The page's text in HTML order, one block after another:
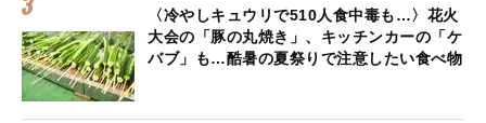
〈冷やしキュウリで510人食中毒も…〉花火
大会の「豚の丸焼き」、キッチンカーの「ケ
バブ」も…酷暑の夏祭りで注意したい食べ物